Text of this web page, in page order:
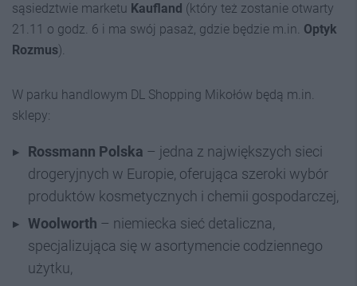
sąsiedztwie marketu Kaufland (który też zostanie otwarty
21.11 o godz. 6 i ma swój pasaż, gdzie będzie m.in. Optyk
Rozmus).
W parku handlowym DL Shopping Mikołów będą m.in.
sklepy:
Rossmann Polska – jedna z największych sieci
drogeryjnych w Europie, oferująca szeroki wybór
produktów kosmetycznych i chemii gospodarczej,
Woolworth – niemiecka sieć detaliczna,
specjalizująca się w asortymencie codziennego
użytku,